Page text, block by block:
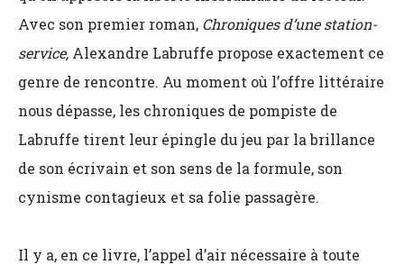
Avec son premier roman, Chroniques d’une station-
service, Alexandre Labruffe propose exactement ce
genre de rencontre. Au moment où l’offre littéraire
nous dépasse, les chroniques de pompiste de
Labruffe tirent leur épingle du jeu par la brillance
de son écrivain et son sens de la formule, son
cynisme contagieux et sa folie passagère.
Il y a, en ce livre, l’appel d’air nécessaire à toute